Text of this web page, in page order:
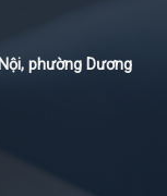
phường Dương